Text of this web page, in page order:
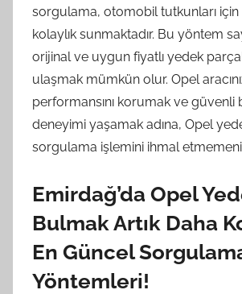
sorgulama, otomobil tutkunları
kolaylık sunmaktadır. Bu yöntem
orijinal ve uygun fiyatlı yedek
ulaşmak mümkün olur. Opel
performansını korumak ve güvenli
deneyimi yaşamak adına, Opel
sorgulama işlemini ihmal
Emirdağ’da Opel
Bulmak Artık Daha
En Güncel
Yöntemleri!